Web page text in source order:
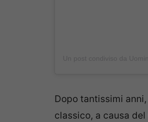
Dopo tantissimi anni,
classico, a causa del